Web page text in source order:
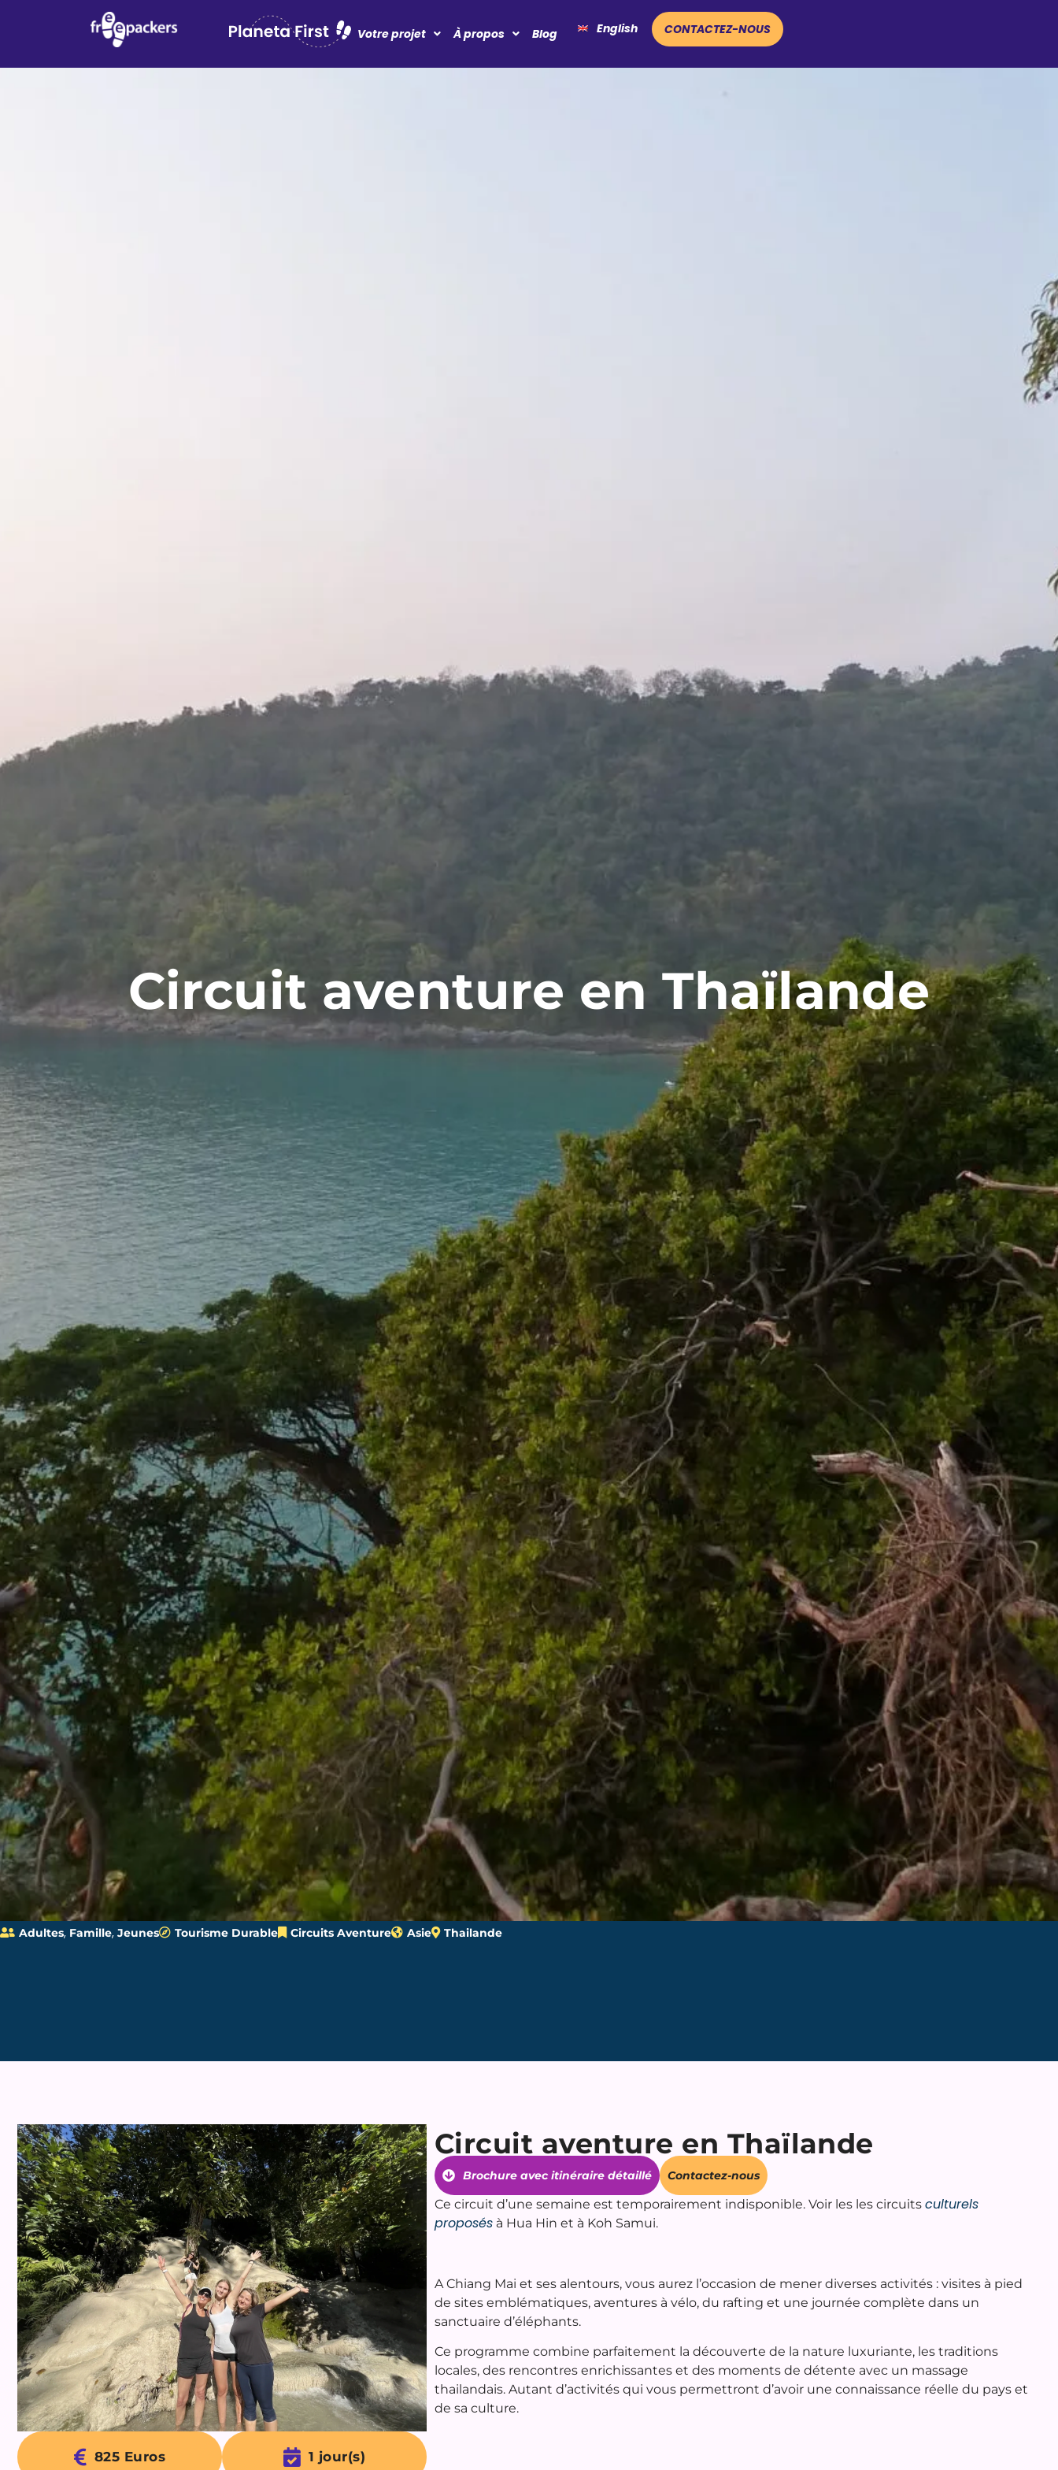
Votre projet À propos Blog English CONTACTEZ-NOUS
Circuit aventure en Thaïlande
Adultes, Famille, Jeunes Tourisme Durable Circuits Aventure Asie Thailande
825 Euros 1 jour(s)
Circuit aventure en Thaïlande
Brochure avec itinéraire détaillé Contactez-nous
Ce circuit d’une semaine est temporairement indisponible. Voir les les circuits culturels
proposés à Hua Hin et à Koh Samui.
A Chiang Mai et ses alentours, vous aurez l’occasion de mener diverses activités : visites à pied
de sites emblématiques, aventures à vélo, du rafting et une journée complète dans un
sanctuaire d’éléphants.
Ce programme combine parfaitement la découverte de la nature luxuriante, les traditions
locales, des rencontres enrichissantes et des moments de détente avec un massage
thailandais. Autant d’activités qui vous permettront d’avoir une connaissance réelle du pays et
de sa culture.